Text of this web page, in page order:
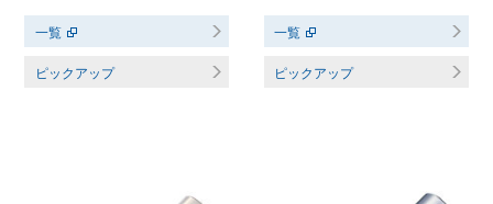
一覧
ピックアップ
一覧
ピックアップ